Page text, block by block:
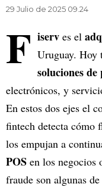
29 Julio de 2025 09.24
F iserv es el
Uruguay. Hoy
soluciones de
electrónicos, y
En estos dos ejes el
fintech detecta cómo
los empujan a
POS en los negocios
fraude son algunas de